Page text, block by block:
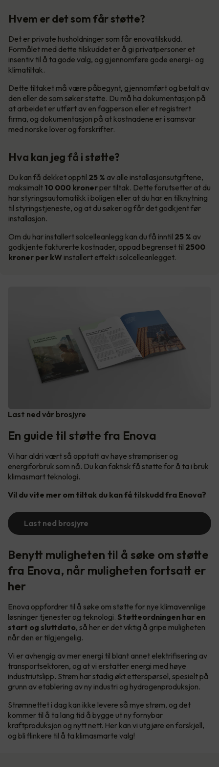
Hvem er det som får støtte?
Det er private husholdninger som får enovatilskudd.
Formålet med dette tilskuddet er å gi privatpersoner et
insentiv til å ta gode valg, og gjennomføre gode energi- og
klimatiltak.
Dette tiltaket må være påbegynt, gjennomført og betalt av
den eller de som søker støtte. Du må ha dokumentasjon på
at arbeidet er utført av en fagperson eller et registrert
firma, og dokumentasjon på at kostnadene er i samsvar
med norske lover og forskrifter.
Hva kan jeg få i støtte?
Du kan få dekket opptil 25 % av alle installasjonsutgiftene,
maksimalt 10 000 kronerper tiltak. Dette forutsetter at du
har styringsautomatikk i boligen eller at du har en tilknytning
til styringstjeneste, og at du søker og får det godkjent før
installasjon.
Om du har installert solcelleanlegg kan du få inntil 25 % av
godkjente fakturerte kostnader, oppad begrenset til 2500
kroner per kW installert effekt i solcelleanlegget.
Last ned vår brosjyre
En guide til støtte fra Enova
Vi har aldri vært så opptatt av høye strømpriser og
energiforbruk som nå. Du kan faktisk få støtte for å ta i bruk
klimasmart teknologi.
Vil du vite mer om tiltak du kan få tilskudd fra Enova?
Last ned brosjyre
Benytt muligheten til å søke om støtte
fra Enova, når muligheten fortsatt er
her
Enova oppfordrer til å søke om støtte for nye klimavennlige
løsninger tjenester og teknologi. Støtteordningen har en
start og sluttdato, så her er det viktig å gripe muligheten
når den er tilgjengelig.
Vi er avhengig av mer energi til blant annet elektrifisering av
transportsektoren, og at vi erstatter energi med høye
industriutslipp. Strøm har stadig økt etterspørsel, spesielt på
grunn av etablering av ny industri og hydrogenproduksjon.
Strømnettet i dag kan ikke levere så mye strøm, og det
kommer til å ta lang tid å bygge ut ny fornybar
kraftproduksjon og nytt nett. Her kan vi utgjøre en forskjell,
og bli flinkere til å ta klimasmarte valg!